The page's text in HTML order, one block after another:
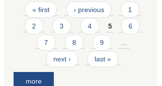
Pages
« first ‹ previous 1
2 3 4 5 6
7 8 9
next › last »
more